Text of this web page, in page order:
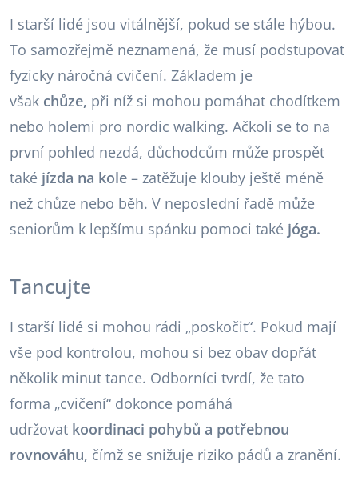
I starší lidé jsou vitálnější, pokud se stále hýbou.
To samozřejmě neznamená, že musí podstupovat
fyzicky náročná cvičení. Základem je
však chůze, při níž si mohou pomáhat chodítkem
nebo holemi pro nordic walking. Ačkoli se to na
první pohled nezdá, důchodcům může prospět
také jízda na kole – zatěžuje klouby ještě méně
než chůze nebo běh. V neposlední řadě může
seniorům k lepšímu spánku pomoci také jóga.
Tancujte
I starší lidé si mohou rádi „poskočit“. Pokud mají
vše pod kontrolou, mohou si bez obav dopřát
několik minut tance. Odborníci tvrdí, že tato
forma „cvičení“ dokonce pomáhá
udržovat koordinaci pohybů a potřebnou
rovnováhu, čímž se snižuje riziko pádů a zranění.